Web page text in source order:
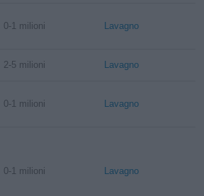
0-1 milioni Lavagno
2-5 milioni Lavagno
0-1 milioni Lavagno
0-1 milioni Lavagno